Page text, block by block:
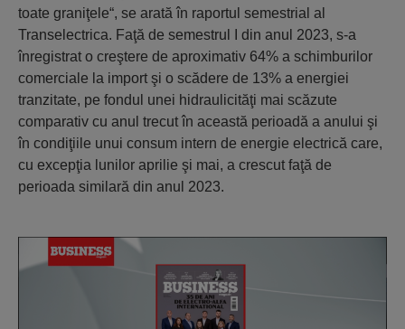
toate graniţele“, se arată în raportul semestrial al
Transelectrica. Faţă de semestrul I din anul 2023, s-a
înregistrat o creştere de aproximativ 64% a schimburilor
comerciale la import şi o scădere de 13% a energiei
tranzitate, pe fondul unei hidraulicităţi mai scăzute
comparativ cu anul trecut în această perioadă a anului şi
în condiţiile unui consum intern de energie electrică care,
cu excepţia lunilor aprilie şi mai, a crescut faţă de
perioada similară din anul 2023.